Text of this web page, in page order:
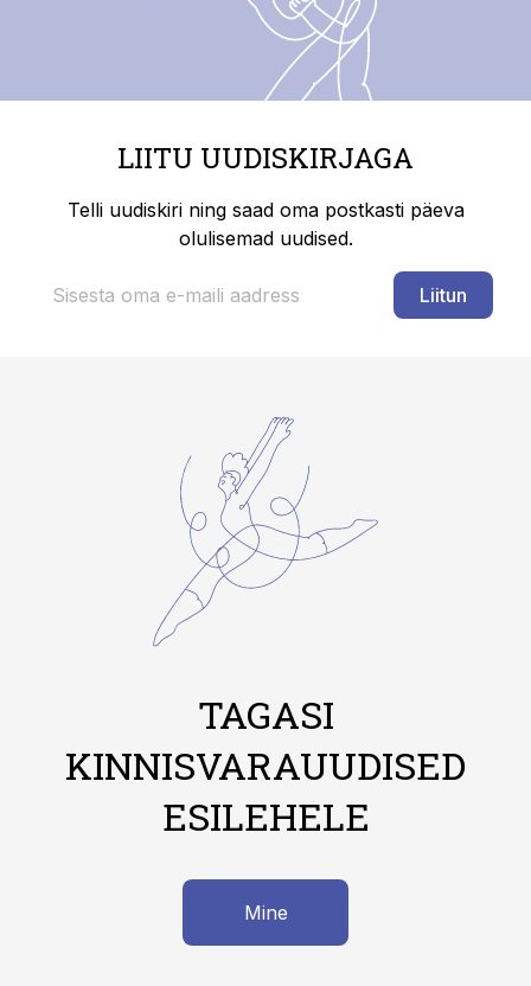
LIITU UUDISKIRJAGA
Telli uudiskiri ning saad oma postkasti päeva
olulisemad uudised.
Liitun
TAGASI
KINNISVARAUUDISED
ESILEHELE
Mine